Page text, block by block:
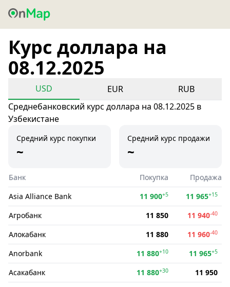
Курс доллара на
08.12.2025
USD EUR
RUB
Среднебанковский курс доллара на 08.12.2025 в
Узбекистане
Средний курс покупки
~
Средний курс продажи
~
Банк Покупка
Продажа
Asia Alliance Bank
11 900+5 11 965+15
Агробанк 11 850 11 940-40
Алокабанк 11 880 11 960-40
Anorbank 11 880+10 11 965+5
Асакабанк 11 880+30
11 950